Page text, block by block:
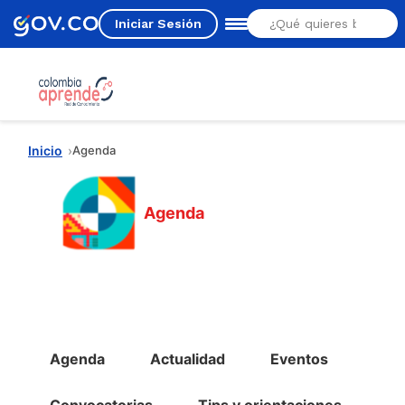
Iniciar Sesión
Estás aquí
Inicio Agenda
Agenda
Menú Agenda
Agenda Actualidad Eventos